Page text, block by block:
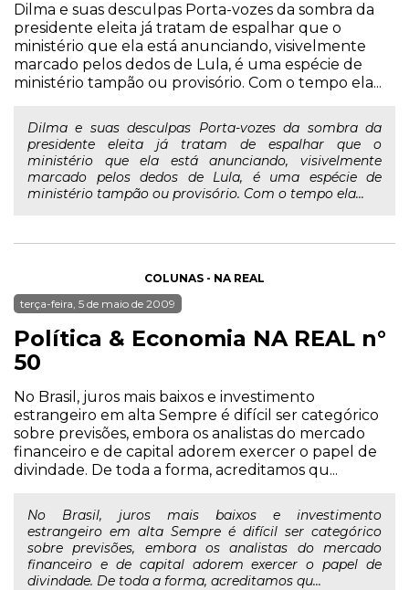
Dilma e suas desculpas Porta-vozes da sombra da
presidente eleita já tratam de espalhar que o
ministério que ela está anunciando, visivelmente
marcado pelos dedos de Lula, é uma espécie de
ministério tampão ou provisório. Com o tempo ela...
Dilma e suas desculpas Porta-vozes da sombra da
presidente eleita já tratam de espalhar que o
ministério que ela está anunciando, visivelmente
marcado pelos dedos de Lula, é uma espécie de
ministério tampão ou provisório. Com o tempo ela...
COLUNAS - NA REAL
terça-feira, 5 de maio de 2009
Política & Economia NA REAL n°
50
No Brasil, juros mais baixos e investimento
estrangeiro em alta Sempre é difícil ser categórico
sobre previsões, embora os analistas do mercado
financeiro e de capital adorem exercer o papel de
divindade. De toda a forma, acreditamos qu...
No Brasil, juros mais baixos e investimento
estrangeiro em alta Sempre é difícil ser categórico
sobre previsões, embora os analistas do mercado
financeiro e de capital adorem exercer o papel de
divindade. De toda a forma, acreditamos qu...